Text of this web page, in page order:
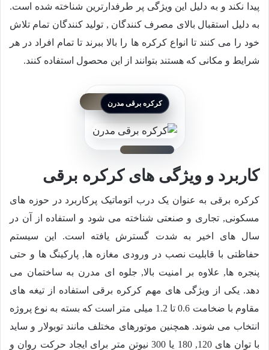
پیدا نکند و به دلیل این ویژگی پر طرفدارترین شناخته شده است.
به دلیل استقبال بالای مصرف کنندگان , تولید کنندگان تمام تلاش
خود را می کنند تا انواع کرکره ها را بالا ببرند تا تمام افراد در هر
شرایط و مکانی که هستند بتوانند از این محصول استفاده کنند.
کرکره برقی مدرن
کاربرد و ویژگی های کرکره برقی
کرکره برقی به عنوان یک درب اتوماتیک پرکاربرد در حوزه های
مسکونی, تجاری و صنعتی شناخته می شود و استفاده از آن در
سال های اخیر به شدت گسترش یافته است. این سیستم
حفاظتی با قابلیت نصب در ورودی مغازه ها, پارکینگ ها و حتی
پنجره ها, علاوه بر امنیت بالا, جلوه ای مدرن به ساختمان می
دهد. یکی از ویژگی های مهم کرکره برقی استفاده از تیغه های
مقاوم با ضخامت 0.6 تا 1.2 میلی متر است که بسته به نوع پروژه
انتخاب می شوند. همچنین موتورهای مختلف مانند توبولار و ساید
با توان های 120, 180 یا 300 نیوتن متر برای ایجاد حرکت روان و